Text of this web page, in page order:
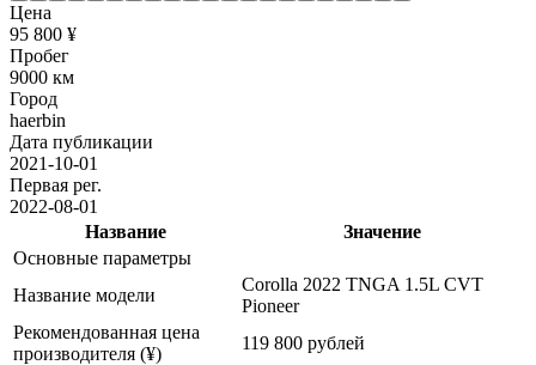
Цена
95 800 ¥
Пробег
9000 км
Город
haerbin
Дата публикации
2021-10-01
Первая рег.
2022-08-01
Название
Значение
Основные параметры
Название модели
Corolla 2022 TNGA 1.5L CVT
Pioneer
Рекомендованная цена
производителя (¥)
119 800 рублей